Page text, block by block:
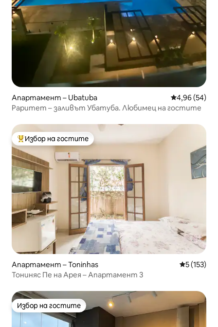
Апартамент – Ubatuba Средна
4,96 (54)
Раритет – заливът Убатуба. Любимец на гостите
Най-популярен избор на гостите
Избор на гостите
Апартамент – Toninhas Средна
5 (153)
Тониняс Пе на Арея – Апартамент 3
Избор на гостите
Избор на гостите